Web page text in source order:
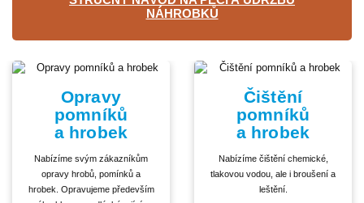
NÁHROBKŮ
Opravy
pomníků
a hrobek
Nabízíme svým zákazníkům
opravy hrobů, pomínků a
hrobek. Opravujeme především
Čištění
pomníků
a hrobek
Nabízíme čištění chemické,
tlakovou vodou, ale i broušení a
leštění.